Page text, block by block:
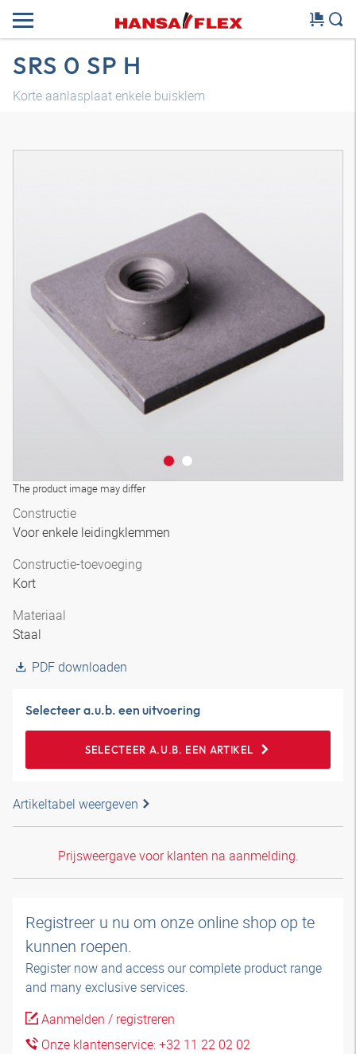
SRS 0 SP H
Korte aanlasplaat enkele buisklem
The product image may differ
Constructie
Voor enkele leidingklemmen
Constructie-toevoeging
Kort
Materiaal
Staal
PDF downloaden
Selecteer a.u.b. een uitvoering
SELECTEER A.U.B. EEN ARTIKEL
Artikeltabel weergeven
Prijsweergave voor klanten na aanmelding.
Registreer u nu om onze online shop op te
kunnen roepen.
Register now and access our complete product range
and many exclusive services.
Aanmelden / registreren
Onze klantenservice: +32 11 22 02 02